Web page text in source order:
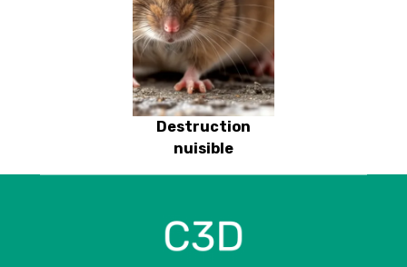
Destruction
nuisible